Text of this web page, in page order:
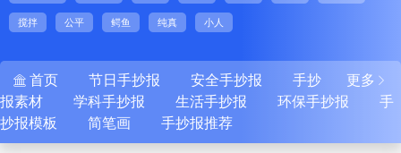
搅拌 公平 鳄鱼 纯真 小人
更多 
 首页 节日手抄报 安全手抄报
手抄
报素材
学科手抄报 生活手抄报 环保手抄报
手
抄报模板
简笔画 手抄报推荐